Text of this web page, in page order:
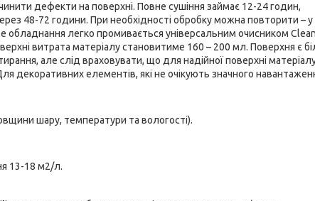
дефекти на поверхні. Повне сушіння займає 12-24 годин,
48-72 години. При необхідності обробку можна повторити – у
обладнання легко промивається універсальним очисником
витрата матеріалу становитиме 160 – 200 мл. Поверхня є
але слід враховувати, що для надійної поверхні
декоративних елементів, які не очікують значного
шару, температури та вологості).
13-18 м2/л.